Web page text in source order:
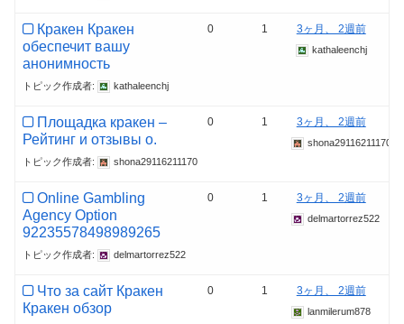
Кракен Кракен
обеспечит вашу
анонимность
トピック作成者: kathaleenchj
0 1 3ヶ月、 2週前
kathaleenchj
Площадка кракен –
Рейтинг и отзывы о.
トピック作成者: shona29116211170
0 1 3ヶ月、 2週前
shona29116211170
Online Gambling
Agency Option
92235578498989265
トピック作成者: delmartorrez522
0 1 3ヶ月、 2週前
delmartorrez522
Что за сайт Кракен
Кракен обзор
0 1 3ヶ月、 2週前
lanmilerum878